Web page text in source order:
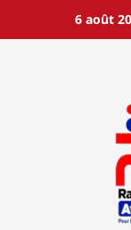
6 août